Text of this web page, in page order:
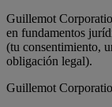
Guillemot
en fundamentos
(tu consentimiento,
obligación legal).
Guillemot